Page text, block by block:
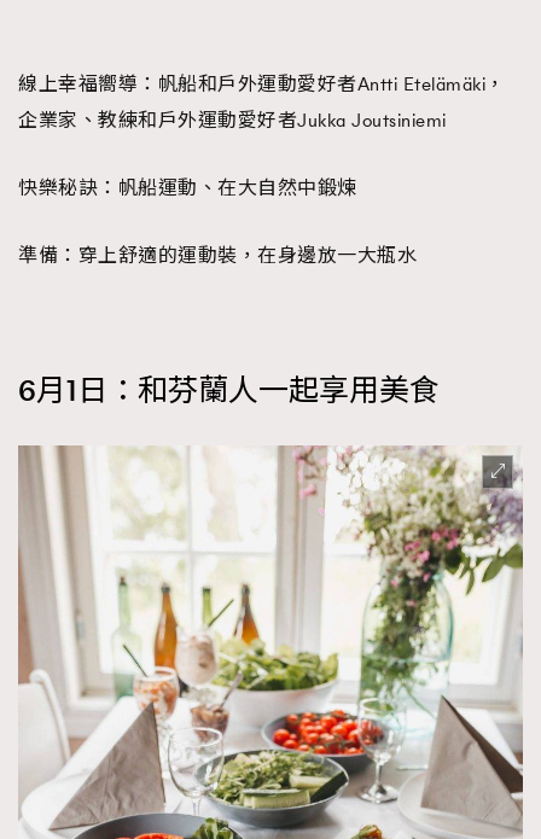
線上幸福嚮導： 帆船和戶外運動愛好者Antti Etelämäki，
企業家、教練和戶外運動愛好者Jukka Joutsiniemi
快樂秘訣： 帆船運動、在大自然中鍛煉
準備： 穿上舒適的運動裝，在身邊放一大瓶水
6月1日：和芬蘭人一起享用美食